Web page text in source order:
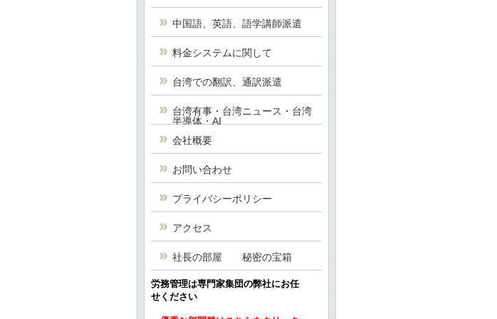
中国語、英語、語学講師派遣
料金システムに関して
台湾での翻訳、通訳派遣
台湾有事・台湾ニュース・台湾
半導体・AI
会社概要
お問い合わせ
プライバシーポリシー
アクセス
社長の部屋 秘密の宝箱
労務管理は専門家集団の弊社にお任
せください